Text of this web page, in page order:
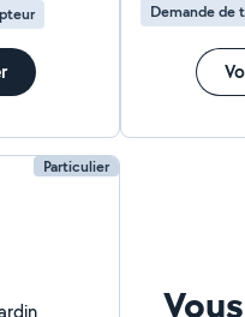
Demande de
Particulier